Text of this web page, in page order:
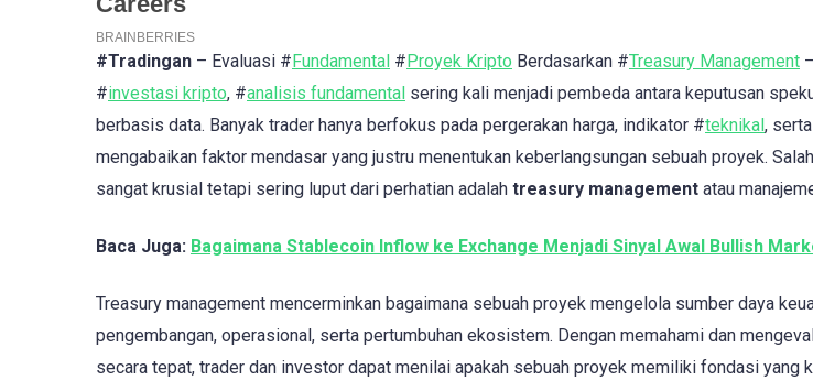
#Tradingan – Evaluasi #Fundamental #Proyek Kripto Berdasarkan #Treasury Management
#investasi kripto, #analisis fundamental sering kali menjadi pembeda antara keputusan
berbasis data. Banyak trader hanya berfokus pada pergerakan harga, indikator #teknikal,
mengabaikan faktor mendasar yang justru menentukan keberlangsungan sebuah proyek.
sangat krusial tetapi sering luput dari perhatian adalah treasury management atau
Baca Juga: Bagaimana Stablecoin Inflow ke Exchange Menjadi Sinyal Awal Bullish
Treasury management mencerminkan bagaimana sebuah proyek mengelola sumber daya
pengembangan, operasional, serta pertumbuhan ekosistem. Dengan memahami dan
secara tepat, trader dan investor dapat menilai apakah sebuah proyek memiliki fondasi yang